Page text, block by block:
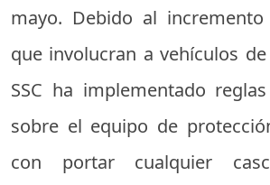
mayo. Debido al
que involucran a vehículos
SSC ha implementado
sobre el equipo de
con portar cualquier